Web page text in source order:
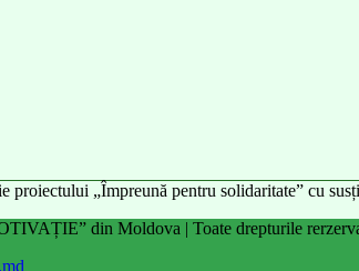
proiectului „Împreună pentru solidaritate” cu
din Moldova | Toate drepturile